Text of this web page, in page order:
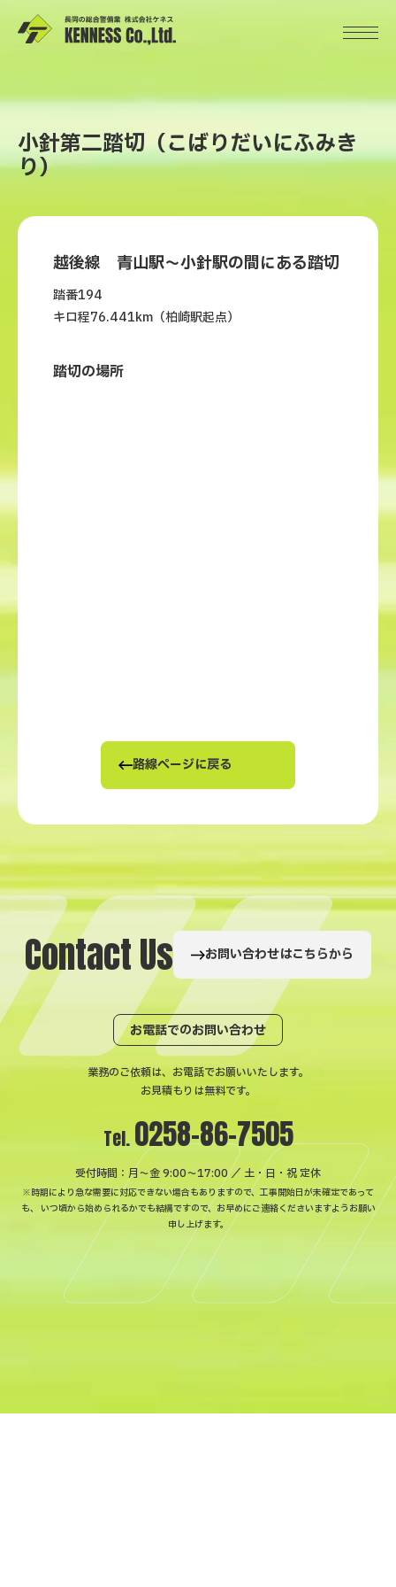
小針第二踏切（こばりだいにふみき
り）
越後線 青山駅～小針駅の間にある踏切
踏番194
キロ程76.441km（柏崎駅起点）
踏切の場所
路線ページに戻る
ContactUs お問い合わせはこちらから
お電話でのお問い合わせ
業務のご依頼は、お電話でお願いいたします。
お見積もりは無料です。
Tel.0258-86-7505
受付時間：月〜金 9:00～17:00 ／ 土・日・祝 定休
※時期により急な需要に対応できない場合もありますので、工事開始日が未確定であって
も、
いつ頃から始められるかでも結構ですので、お早めにご連絡くださいますようお願い
申し上げます。